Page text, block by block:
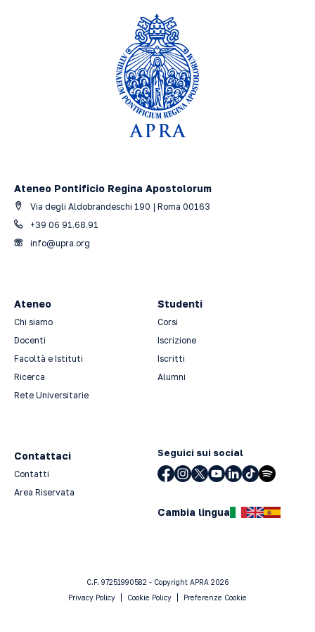
Ateneo Pontificio Regina Apostolorum
Via degli Aldobrandeschi 190 | Roma 00163
+39 06 91.68.91
info@upra.org
Ateneo
Chi siamo
Docenti
Facoltà e Istituti
Ricerca
Rete Universitarie
Studenti
Corsi
Iscrizione
Iscritti
Alumni
Contattaci
Contatti
Area Riservata
Seguici sui social
Cambia lingua
C.F. 97251990582 - Copyright APRA 2026
Privacy Policy
Cookie Policy Preferenze Cookie